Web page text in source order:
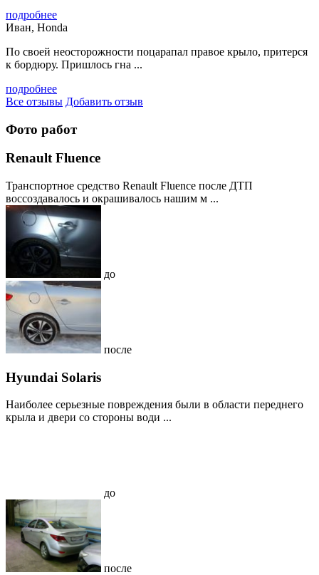
подробнее
Иван, Honda
По своей неосторожности поцарапал правое крыло, притерся
к бордюру. Пришлось гна ...
подробнее
Все отзывы Добавить отзыв
Фото работ
Renault Fluence
Транспортное средство Renault Fluence после ДТП
воссоздавалось и окрашивалось нашим м ...
до
после
Hyundai Solaris
Наиболее серьезные повреждения были в области переднего
крыла и двери со стороны води ...
до
после